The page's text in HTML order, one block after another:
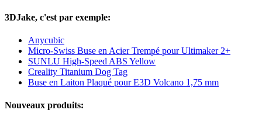
3DJake, c'est par exemple:
Anycubic
Micro-Swiss Buse en Acier Trempé pour Ultimaker 2+
SUNLU High-Speed ABS Yellow
Creality Titanium Dog Tag
Buse en Laiton Plaqué pour E3D Volcano 1,75 mm
Nouveaux produits: